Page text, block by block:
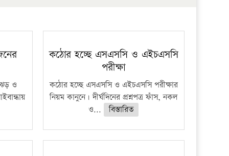
ঝড় ও
কঠোর হচ্ছে এসএসসি ও এইচএসসি
পরীক্ষা
কঠোর হচ্ছে এসএসসি ও এইচএসসি পরীক্ষার
নিয়ম কানুনে। দীর্ঘদিনের প্রশ্নপত্র ফাঁস, নকল
ও...
বিস্তারিত